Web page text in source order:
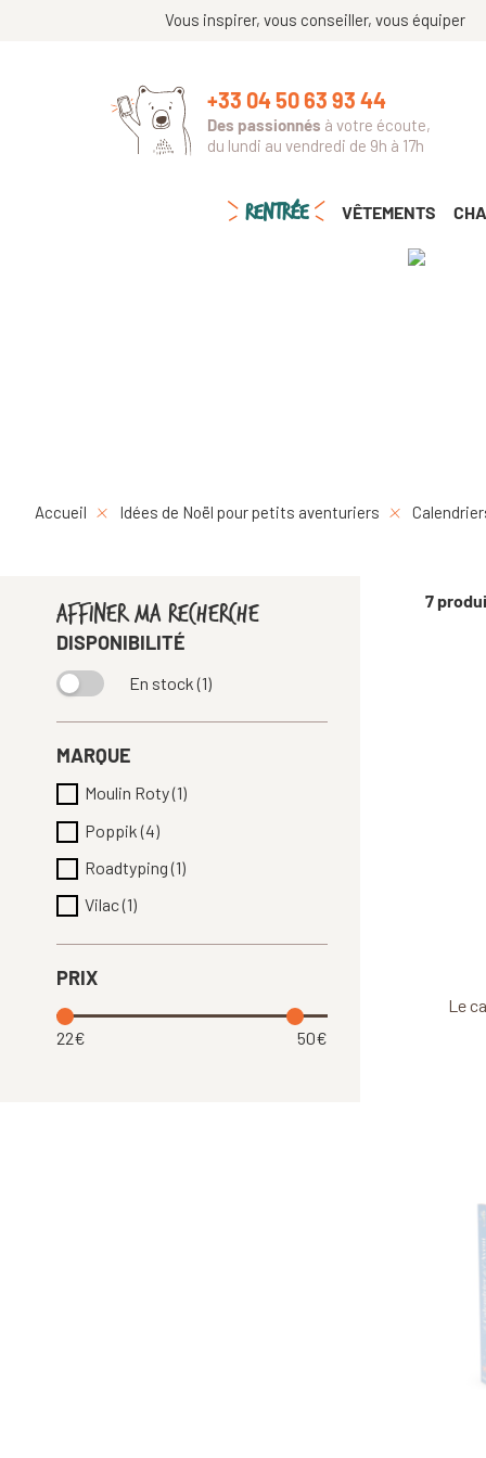
Vous inspirer, vous conseiller, vous équiper
+33 04 50 63 93 44
Des passionnés à votre écoute,
du lundi au vendredi de 9h à 17h
RENTRÉE VÊTEMENTS
Accueil Idées de Noël pour petits aventuriers
AFFINER MA RECHERCHE
DISPONIBILITÉ
En stock(1)
MARQUE
Moulin Roty(1)
Poppik(4)
Roadtyping(1)
Vilac(1)
PRIX
22€ 50€
7
Le